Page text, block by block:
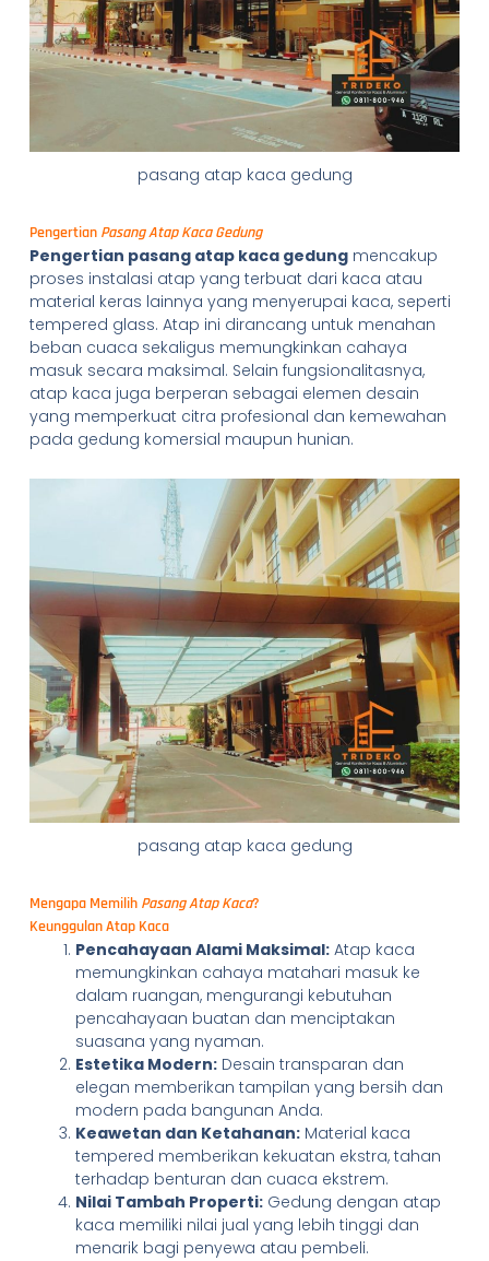
pasang atap kaca gedung
Pengertian Pasang Atap Kaca Gedung
Pengertian pasang atap kaca gedungmencakup
proses instalasi atap yang terbuat dari kaca atau
material keras lainnya yang menyerupai kaca, seperti
tempered glass. Atap ini dirancang untuk menahan
beban cuaca sekaligus memungkinkan cahaya
masuk secara maksimal. Selain fungsionalitasnya,
atap kaca juga berperan sebagai elemen desain
yang memperkuat citra profesional dan kemewahan
pada gedung komersial maupun hunian.
pasang atap kaca gedung
Mengapa Memilih Pasang Atap Kaca?
Keunggulan Atap Kaca
Pencahayaan Alami Maksimal:Atap kaca
memungkinkan cahaya matahari masuk ke
dalam ruangan, mengurangi kebutuhan
pencahayaan buatan dan menciptakan
suasana yang nyaman.
Estetika Modern:Desain transparan dan
elegan memberikan tampilan yang bersih dan
modern pada bangunan Anda.
Keawetan dan Ketahanan:Material kaca
tempered memberikan kekuatan ekstra, tahan
terhadap benturan dan cuaca ekstrem.
Nilai Tambah Properti:Gedung dengan atap
kaca memiliki nilai jual yang lebih tinggi dan
menarik bagi penyewa atau pembeli.